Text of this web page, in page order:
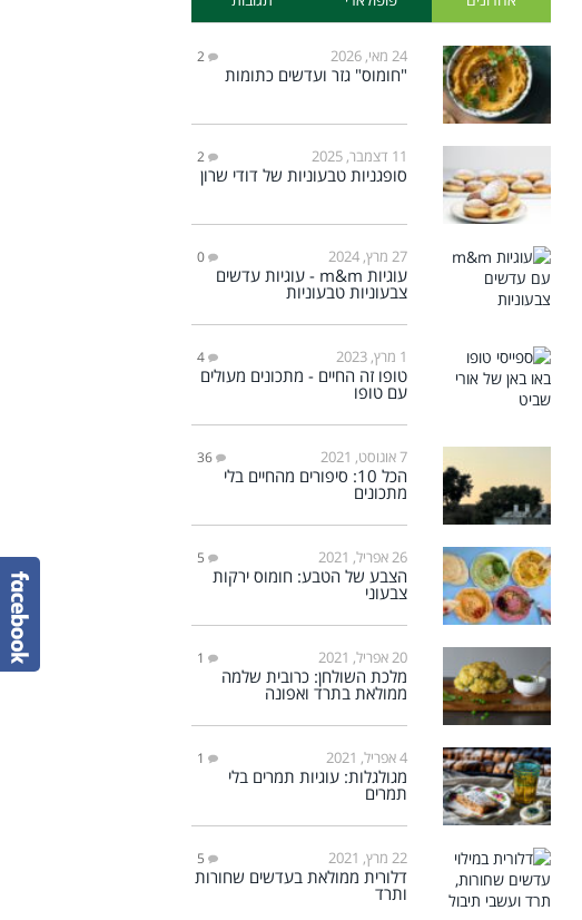
24 מאי, 2026 2
"חומוס" גזר ועדשים כתומות
11 דצמבר, 2025 2
סופגניות טבעוניות של דודי שרון
27 מרץ, 2024 0
עוגיות m&m - עוגיות עדשים
צבעוניות טבעוניות
1 מרץ, 2023 4
טופו זה החיים - מתכונים מעולים
עם טופו
7 אוגוסט, 2021 36
הכל 10: סיפורים מהחיים בלי
מתכונים
26 אפריל, 2021 5
הצבע של הטבע: חומוס ירקות
צבעוני
20 אפריל, 2021 1
מלכת השולחן: כרובית שלמה
ממולאת בתרד ואפונה
4 אפריל, 2021 1
מגולגלות: עוגיות תמרים בלי
תמרים
22 מרץ, 2021 5
דלורית ממולאת בעדשים שחורות
ותרד